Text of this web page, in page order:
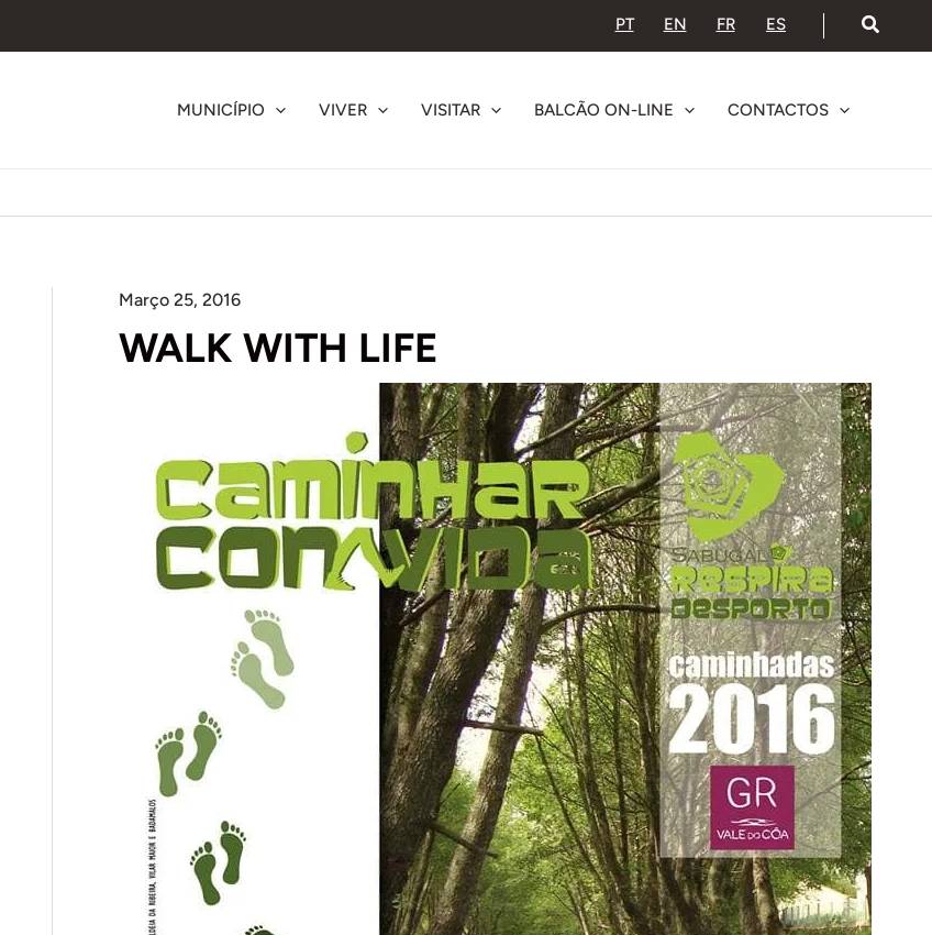
PT EN FR ES
MUNICÍPIO VIVER VISITAR BALCÃO ON-LINE CONTACTOS
Março 25, 2016
WALK WITH LIFE